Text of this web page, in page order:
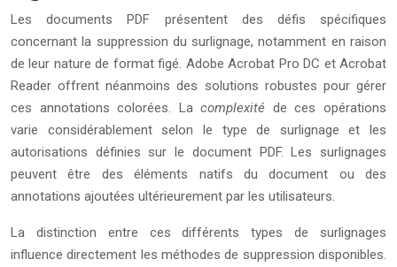
Les documents PDF présentent des défis spécifiques
concernant la suppression du surlignage, notamment en raison
de leur nature de format figé. Adobe Acrobat Pro DC et Acrobat
Reader offrent néanmoins des solutions robustes pour gérer
ces annotations colorées. Lacomplexité de ces opérations
varie considérablement selon le type de surlignage et les
autorisations définies sur le document PDF. Les surlignages
peuvent être des éléments natifs du document ou des
annotations ajoutées ultérieurement par les utilisateurs.
La distinction entre ces différents types de surlignages
influence directement les méthodes de suppression disponibles.